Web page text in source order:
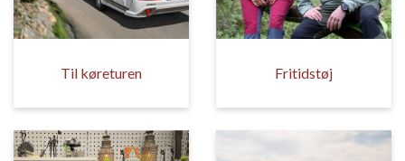
Til køreturen Fritidstøj